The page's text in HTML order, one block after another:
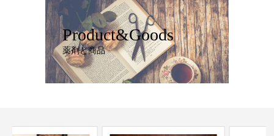
Product&Goods
薬剤と商品